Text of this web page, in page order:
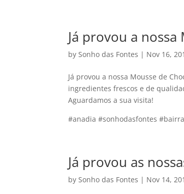
Já provou a
bySonho das Fontes | Nov 16,
Já provou a nossa Mousse de
ingredientes frescos e de
Aguardamos a sua visita!
#anadia #sonhodasfontes
Já provou as
bySonho das Fontes | Nov 14,